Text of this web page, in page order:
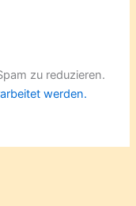
zu reduzieren.
werden.